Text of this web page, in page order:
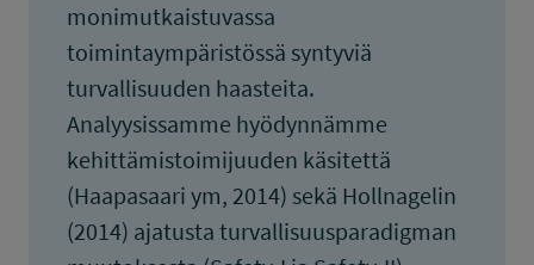
monimutkaistuvassa
toimintaympäristössä syntyviä
turvallisuuden haasteita.
Analyysissamme hyödynnämme
kehittämistoimijuuden käsitettä
(Haapasaari ym, 2014) sekä Hollnagelin
(2014) ajatusta turvallisuusparadigman